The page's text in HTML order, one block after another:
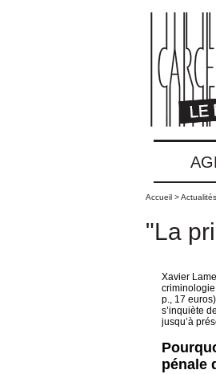
Accueil >
"La
Xavier
criminologie
p., 17
s’inquiète
jusqu’à
pénale